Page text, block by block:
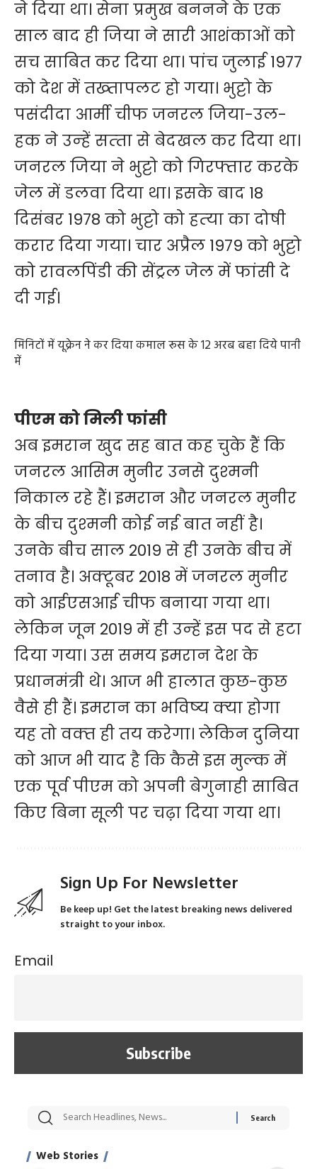
ने दिया था। सेना प्रमुख बननने के एक
साल बाद ही जिया ने सारी आशंकाओं को
सच साबित कर दिया था। पांच जुलाई 1977
को देश में तख्‍तापलट हो गया। भुट्टो के
पसंदीदा आर्मी चीफ जनरल जिया-उल-
हक ने उन्‍हें सत्‍ता से बेदखल कर दिया था।
जनरल जिया ने भुट्टो को गिरफ्तार करके
जेल में डलवा दिया था। इसके बाद 18
दिसंबर 1978 को भुट्टो को हत्‍या का दोषी
करार दिया गया। चार अप्रैल 1979 को भुट्टो
को रावलपिंडी की सेंट्रल जेल में फांसी दे
दी गई।
मिनिटों में यूक्रेन ने कर दिया कमाल रूस के 12 अरब बहा दिये पानी
में
पीएम को मिली फांसी
अब इमरान खुद सह बात कह चुके हैं कि
जनरल आसिम मुनीर उनसे दुश्‍मनी
निकाल रहे हैं। इमरान और जनरल मुनीर
के बीच दुश्‍मनी कोई नई बात नहीं है।
उनके बीच साल 2019 से ही उनके बीच में
तनाव है। अक्‍टूबर 2018 में जनरल मुनीर
को आईएसआई चीफ बनाया गया था।
लेकिन जून 2019 में ही उन्‍हें इस पद से हटा
दिया गया। उस समय इमरान देश के
प्रधानमंत्री थे। आज भी हालात कुछ-कुछ
वैसे ही हैं। इमरान का भविष्‍य क्‍या होगा
यह तो वक्‍त ही तय करेगा। लेकिन दुनिया
को आज भी याद है कि कैसे इस मुल्‍क में
एक पूर्व पीएम को अपनी बेगुनाही साबित
किए बिना सूली पर चढ़ा दिया गया था।
Sign Up For Newsletter
Be keep up! Get the latest breaking news delivered
straight to your inbox.
Email
Web Stories
सट्टेबाजी में अरेस्ट हुए
साहिल खान
रोज एक कच्चे लहसुन